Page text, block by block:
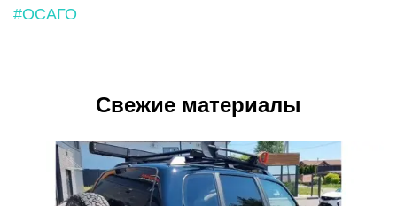
#ОСАГО
Свежие материалы